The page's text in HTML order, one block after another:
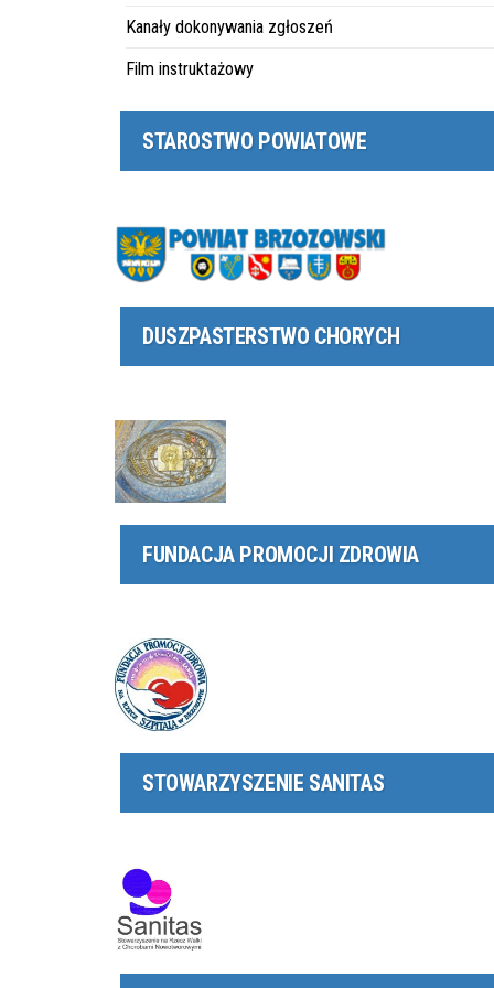
Kanały dokonywania zgłoszeń
Film instruktażowy
STAROSTWO POWIATOWE
DUSZPASTERSTWO CHORYCH
FUNDACJA PROMOCJI ZDROWIA
STOWARZYSZENIE SANITAS